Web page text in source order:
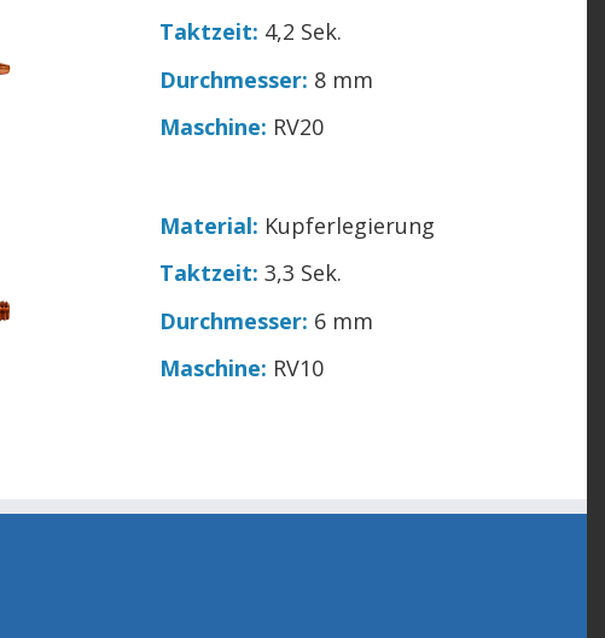
Taktzeit: 4,2 Sek.
Durchmesser: 8 mm
Maschine: RV20
Material: Kupferlegierung
Taktzeit:3,3 Sek.
Durchmesser: 6 mm
Maschine: RV10